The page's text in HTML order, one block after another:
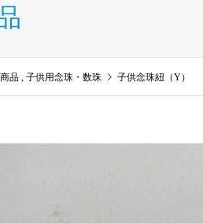
商品 子供用念珠・数珠 子供念珠紐（Y）